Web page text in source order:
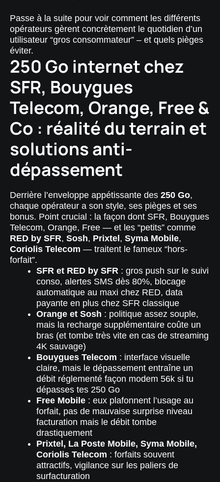
Passe à la suite pour voir comment les différents
opérateurs gèrent concrètement le quotidien d’un
utilisateur “gros consommateur” – et quels pièges
éviter.
250 Go internet chez
SFR, Bouygues
Telecom, Orange, Free &
Co : réalité du terrain et
solutions anti-
dépassement
Derrière l’enveloppe appétissante des 250 Go,
chaque opérateur a son style, ses pièges et ses
bonus. Point crucial : la façon dont SFR, Bouygues
Telecom, Orange, Free — et les “petits” comme
RED by SFR, Sosh, Prixtel , Syma Mobile,
Coriolis Telecom — traitent le fameux “hors-
forfait”.
SFR et RED by SFR : gros push sur le suivi
conso, alertes SMS dès 80%, blocage
automatique au maxi chez RED, data
payante en plus chez SFR classique
Orange et Sosh : politique assez souple,
mais la recharge supplémentaire coûte un
bras (et tombe très vite en cas de streaming
4K sauvage)
Bouygues Telecom : interface visuelle
claire, mais le dépassement entraîne un
débit réglementé façon modem 56k si tu
dépasses tes 250 Go
Free Mobile : eux plafonnent l’usage au
forfait, pas de mauvaise surprise niveau
facturation mais le débit tombe
drastiquement
Prixtel, La Poste Mobile, Syma Mobile,
Coriolis Telecom : forfaits souvent
attractifs, vigilance sur les paliers de
surfacturation